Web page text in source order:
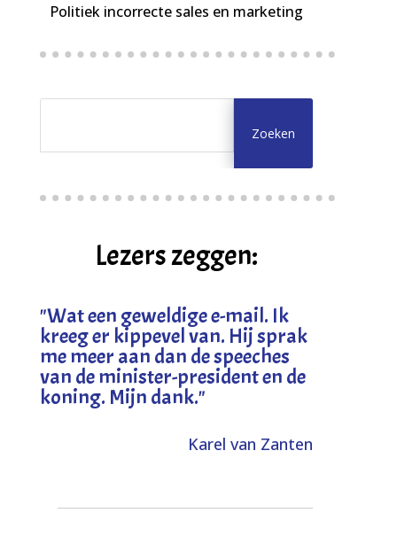
Politiek incorrecte sales en marketing
Lezers zeggen:
"Wat een geweldige e-mail. Ik
kreeg er kippevel van. Hij sprak
me meer aan dan de speeches
van de minister-president en de
koning. Mijn dank."
Karel van Zanten